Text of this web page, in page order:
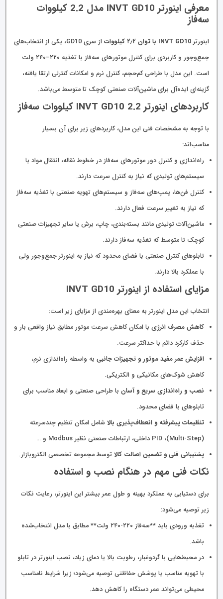
معرفی اینورتر INVT GD10 مدل 2.2 کیلووات
سه‌فاز
اینورتر INVT GD10 با توان ۲٫۲ کیلووات
از سری GD10، یکی از انتخاب‌های
جمع‌وجور و کاربردی برای کنترل موتورهای سه‌فاز با تغذیه ۲۲۰–۲۴۰ ولت
است. این مدل با طراحی کم‌حجم، کنترل نرم و امکانات کنترلی ارتقا یافته،
گزینه‌ای ایده‌آل برای ماشین‌آلات صنعتی کوچک تا متوسط می‌باشد.
کاربردهای اینورتر INVT GD10 2.2 کیلووات سه‌فاز
با توجه به مشخصات فنی این مدل، کاربردهای زیر برای آن بسیار
مناسب‌اند:
راه‌اندازی و کنترل دور موتورهای سه‌فاز در خطوط نقاله، انتقال مواد یا
سیستم‌های تولیدی که نیاز به کنترل سرعت دارند.
کنترل فن‌ها، پمپ‌های سه‌فاز و سیستم‌های تهویه صنعتی با تغذیه سه‌فاز
که نیاز به تغییر سرعت فعال دارند.
ماشین‌آلات تولیدی مانند بسته‌بندی، چاپ، برش یا سایر تجهیزات صنعتی
کوچک تا متوسط که تغذیه سه‌فاز دارند.
تابلوهای کنترل صنعتی با فضای محدود که نیاز به اینورتر جمع‌وجور ولی
با عملکرد بالا دارند.
مزایای استفاده از اینورتر INVT GD10
انتخاب این مدل اینورتر به معنای بهره‌مندی از مزایای زیر است:
کاهش مصرف انرژی با امکان کاهش سرعت موتور مطابق نیاز واقعی بار و
حذف کارکرد دائم با حداکثر سرعت.
افزایش عمر مفید موتور و تجهیزات جانبی به واسطه راه‌اندازی نرم،
کاهش شوک‌های مکانیکی و الکتریکی.
نصب و راه‌اندازی سریع و آسان با طراحی صنعتی و ابعاد مناسب برای
تابلوهای با فضای محدود.
تنظیمات پیشرفته و انعطاف‌پذیری بالا شامل امکان تنظیم چندسرعته
(Multi-Step)، PID داخلی، ارتباطات صنعتی نظیر Modbus و …
پشتیبانی فنی و تضمین اصالت کالا توسط مجموعه تخصصی الکتروبازار.
نکات فنی مهم در هنگام نصب و استفاده
برای دستیابی به عملکرد بهینه و طول عمر بیشتر این اینورتر، رعایت نکات
زیر توصیه می‌شود:
تغذیه ورودی باید **سه‌فاز ۲۲۰-۲۴۰ ولت** مطابق با مدل انتخاب‌شده
باشد.
در محیط‌هایی با گردوغبار، رطوبت بالا یا دمای زیاد، نصب اینورتر در تابلو
با تهویه مناسب یا پوشش حفاظتی توصیه می‌شود؛ زیرا شرایط نامناسب
محیطی می‌تواند عمر دستگاه را کاهش دهد.